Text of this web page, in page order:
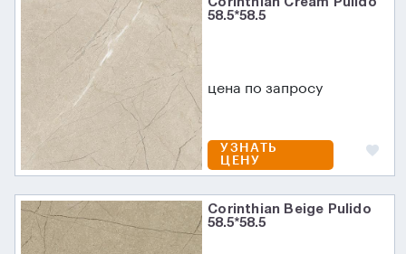
58.5*58.5
цена по запросу
УЗНАТЬ
ЦЕНУ
Corinthian Beige Pulido
58.5*58.5